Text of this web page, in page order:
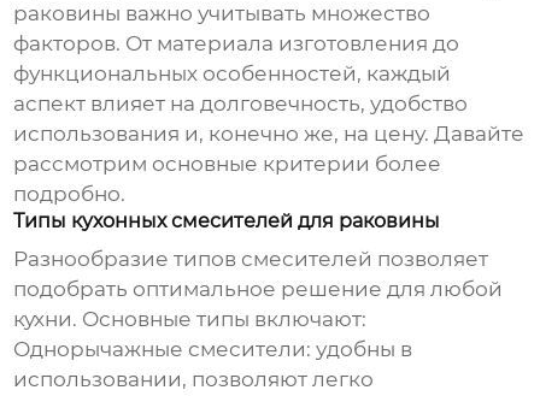
раковины важно учитывать множество
факторов. От материала изготовления до
функциональных особенностей, каждый
аспект влияет на долговечность, удобство
использования и, конечно же, на цену. Давайте
рассмотрим основные критерии более
подробно.
Типы кухонных смесителей для раковины
Разнообразие типов смесителей позволяет
подобрать оптимальное решение для любой
кухни. Основные типы включают:
Однорычажные смесители: удобны в
использовании, позволяют легко